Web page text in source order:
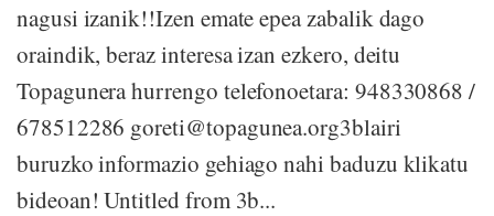
nagusi izanik!!Izen emate epea zabalik dago
oraindik, beraz interesa izan ezkero, deitu
Topagunera hurrengo telefonoetara: 948330868 /
678512286 goreti@topagunea.org3blairi
buruzko informazio gehiago nahi baduzu klikatu
bideoan! Untitled from 3b...